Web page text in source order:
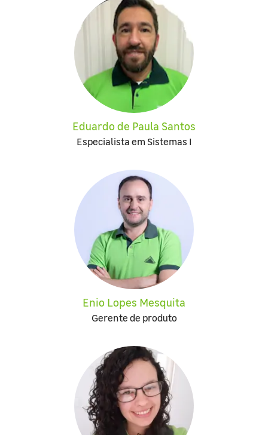
Eduardo de Paula Santos
Especialista em Sistemas I
Enio Lopes Mesquita
Gerente de produto